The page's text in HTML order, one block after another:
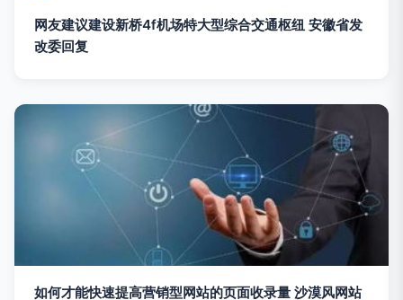
网友建议建设新桥4f机场特大型综合交通枢纽 安徽省发
改委回复
如何才能快速提高营销型网站的页面收录量 沙漠风网站